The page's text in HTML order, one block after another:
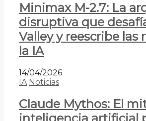
Minimax M-2.7: La
disruptiva que
Valley y reescribe las
la IA
14/04/2026
IA Noticias
Claude Mythos: El